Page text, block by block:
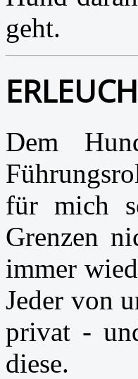
geht.
Dem
für mich
Grenzen
immer
Jeder von
privat -
diese.